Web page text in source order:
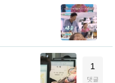
1
댓글